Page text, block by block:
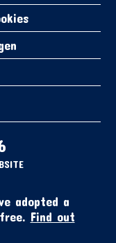
adopted a
Find out